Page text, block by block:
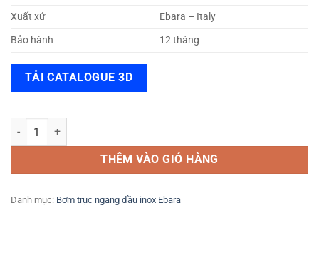
Xuất xứ
Ebara – Italy
Bảo hành
12 tháng
TẢI CATALOGUE 3D
Máy bơm nước Ebara 3M 32-160/2.2 số lượng
THÊM VÀO GIỎ HÀNG
Danh mục: Bơm trục ngang đầu inox Ebara